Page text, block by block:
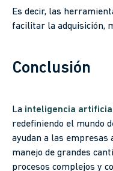
Es decir, las
facilitar la adquisición,
Conclusión
La inteligencia
redefiniendo el mundo
ayudan a las empresas
manejo de grandes
procesos complejos y